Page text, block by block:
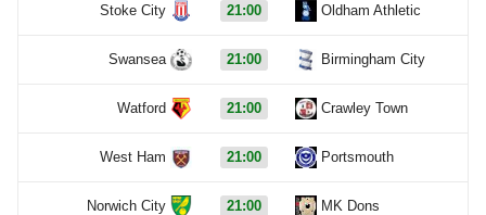
Stoke City 21:00 Oldham Athletic
Swansea 21:00 Birmingham City
Watford 21:00 Crawley Town
West Ham 21:00 Portsmouth
Norwich City 21:00 MK Dons